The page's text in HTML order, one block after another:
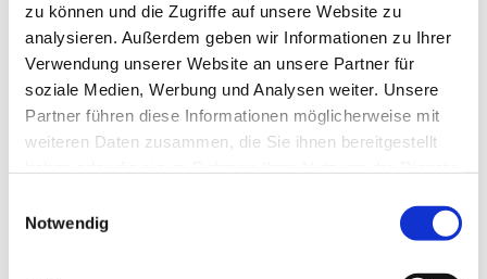
zu können und die Zugriffe auf unsere Website zu
analysieren. Außerdem geben wir Informationen zu Ihrer
Verwendung unserer Website an unsere Partner für
soziale Medien, Werbung und Analysen weiter. Unsere
Partner führen diese Informationen möglicherweise mit
weiteren Daten zusammen, die Sie ihnen bereitgestellt
Notwendig
Dies könnte Sie auch
interessieren